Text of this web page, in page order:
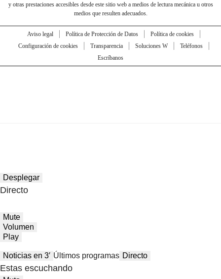
y otras prestaciones accesibles desde este sitio web a medios de lectura mecánica u otros
medios que resulten adecuados.
Aviso legal Política de Protección de Datos
Política de cookies
Configuración de cookies
Transparencia Soluciones W
Teléfonos
Escríbanos
Desplegar
Directo
Mute
Volumen
Play
Noticias en 3′ Últimos programas Directo
Estas escuchando